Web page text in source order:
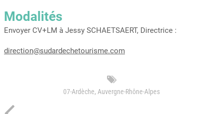
Modalités
Envoyer CV+LM à Jessy SCHAETSAERT, Directrice :
direction@sudardechetourisme.com
07-Ardèche, Auvergne-Rhône-Alpes